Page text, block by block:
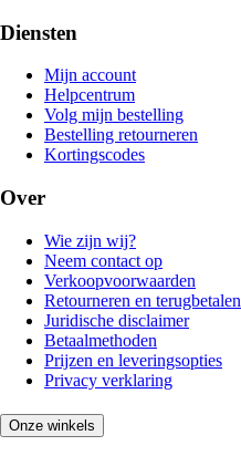
Diensten
Mijn account
Helpcentrum
Volg mijn bestelling
Bestelling retourneren
Kortingscodes
Over
Wie zijn wij?
Neem contact op
Verkoopvoorwaarden
Retourneren en terugbetalen
Juridische disclaimer
Betaalmethoden
Prijzen en leveringsopties
Privacy verklaring
Onze winkels